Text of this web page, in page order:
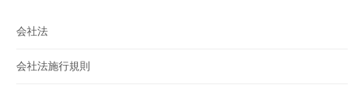
会社法
会社法施行規則